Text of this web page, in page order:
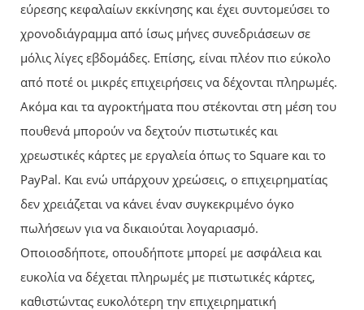
εύρεσης κεφαλαίων εκκίνησης και έχει συντομεύσει το
χρονοδιάγραμμα από ίσως μήνες συνεδριάσεων σε
μόλις λίγες εβδομάδες. Επίσης, είναι πλέον πιο εύκολο
από ποτέ οι μικρές επιχειρήσεις να δέχονται πληρωμές.
Ακόμα και τα αγροκτήματα που στέκονται στη μέση του
πουθενά μπορούν να δεχτούν πιστωτικές και
χρεωστικές κάρτες με εργαλεία όπως το Square και το
PayPal. Και ενώ υπάρχουν χρεώσεις, ο επιχειρηματίας
δεν χρειάζεται να κάνει έναν συγκεκριμένο όγκο
πωλήσεων για να δικαιούται λογαριασμό.
Οποιοσδήποτε, οπουδήποτε μπορεί με ασφάλεια και
ευκολία να δέχεται πληρωμές με πιστωτικές κάρτες,
καθιστώντας ευκολότερη την επιχειρηματική